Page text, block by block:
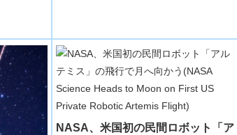
NASA、米国初の民間ロボット「ア